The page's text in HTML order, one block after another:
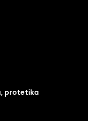
protetika